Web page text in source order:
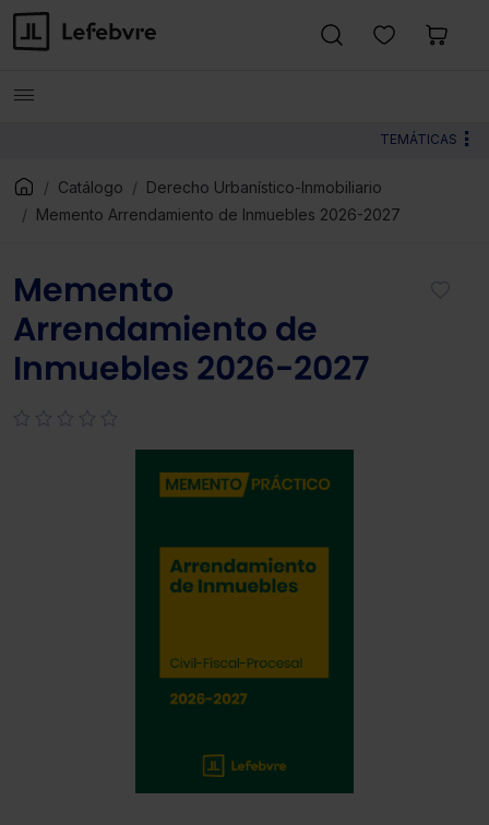
TEMÁTICAS
Catálogo
Derecho Urbanístico-Inmobiliario
Memento Arrendamiento de Inmuebles 2026-2027
Memento
Arrendamiento de
Inmuebles 2026-2027